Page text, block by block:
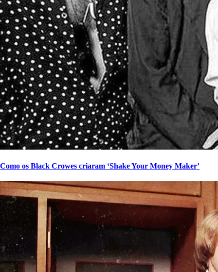
Como os Black Crowes criaram ‘Shake Your Money Maker’